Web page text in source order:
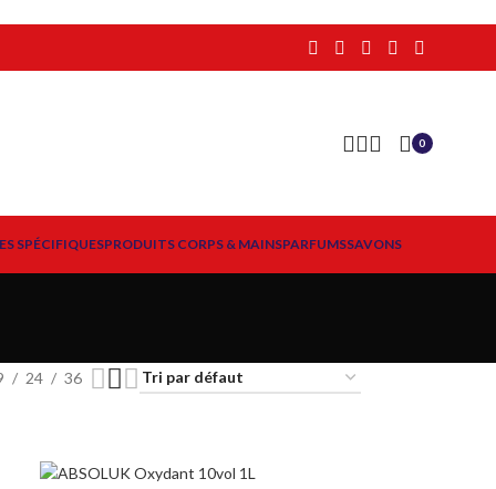
0
SPÉCIFIQUESPRODUITS CORPS & MAINSPARFUMSSAVONS
24 36